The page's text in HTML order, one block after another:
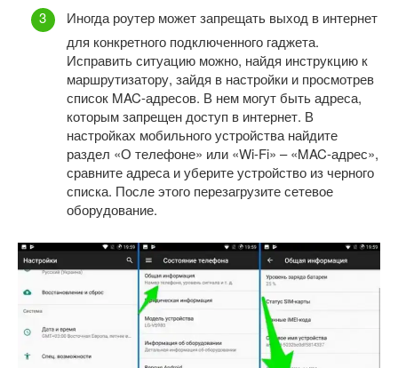
Иногда роутер может запрещать выход в интернет
для конкретного подключенного гаджета.
Исправить ситуацию можно, найдя инструкцию к
маршрутизатору, зайдя в настройки и просмотрев
список MAC-адресов. В нем могут быть адреса,
которым запрещен доступ в интернет. В
настройках мобильного устройства найдите
раздел «О телефоне» или «Wi-Fi» – «MAC-адрес»,
сравните адреса и уберите устройство из черного
списка. После этого перезагрузите сетевое
оборудование.